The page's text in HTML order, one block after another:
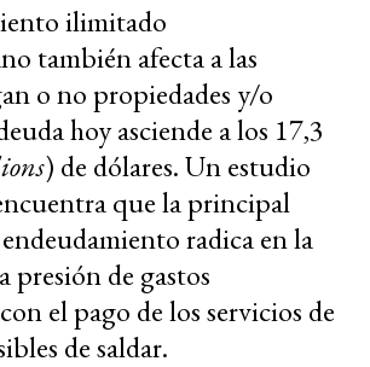
ilimitado
también afecta a las
o no propiedades y/o
hoy asciende a los 17,3
) de dólares. Un estudio
que la principal
endeudamiento radica en la
presión de gastos
el pago de los servicios de
de saldar.